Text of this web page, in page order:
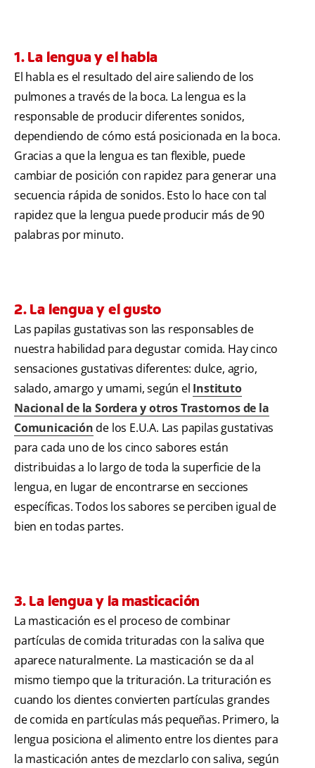
1. La lengua y el habla
El habla es el resultado del aire saliendo de los
pulmones a través de la boca. La lengua es la
responsable de producir diferentes sonidos,
dependiendo de cómo está posicionada en la boca.
Gracias a que la lengua es tan flexible, puede
cambiar de posición con rapidez para generar una
secuencia rápida de sonidos. Esto lo hace con tal
rapidez que la lengua puede producir más de 90
palabras por minuto.
2. La lengua y el gusto
Las papilas gustativas son las responsables de
nuestra habilidad para degustar comida. Hay cinco
sensaciones gustativas diferentes: dulce, agrio,
salado, amargo y umami, según el Instituto
Nacional de la Sordera y otros Trastornos de la
Comunicaciónde los E.U.A. Las papilas gustativas
para cada uno de los cinco sabores están
distribuidas a lo largo de toda la superficie de la
lengua, en lugar de encontrarse en secciones
específicas. Todos los sabores se perciben igual de
bien en todas partes.
3. La lengua y la masticación
La masticación es el proceso de combinar
partículas de comida trituradas con la saliva que
aparece naturalmente. La masticación se da al
mismo tiempo que la trituración. La trituración es
cuando los dientes convierten partículas grandes
de comida en partículas más pequeñas. Primero, la
lengua posiciona el alimento entre los dientes para
la masticación antes de mezclarlo con saliva, según